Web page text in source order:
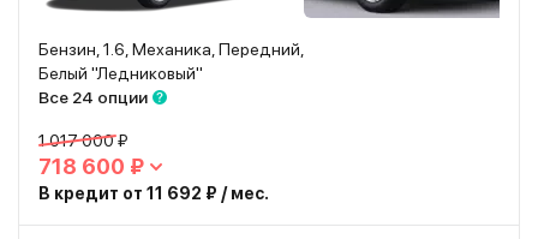
Бензин, 1.6, Механика, Передний,
Белый "Ледниковый"
Все 24 опции
1 017 000 ₽
718 600 ₽
В кредит от 11 692 ₽ / мес.